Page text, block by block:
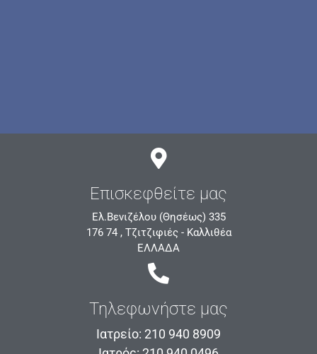
Επισκεφθείτε μας
Ελ.Βενιζέλου (Θησέως) 335
176 74 , Τζιτζιφιές - Καλλιθέα
ΕΛΛΑΔΑ
Τηλεφωνήστε μας
Ιατρείο: 210 940 8909